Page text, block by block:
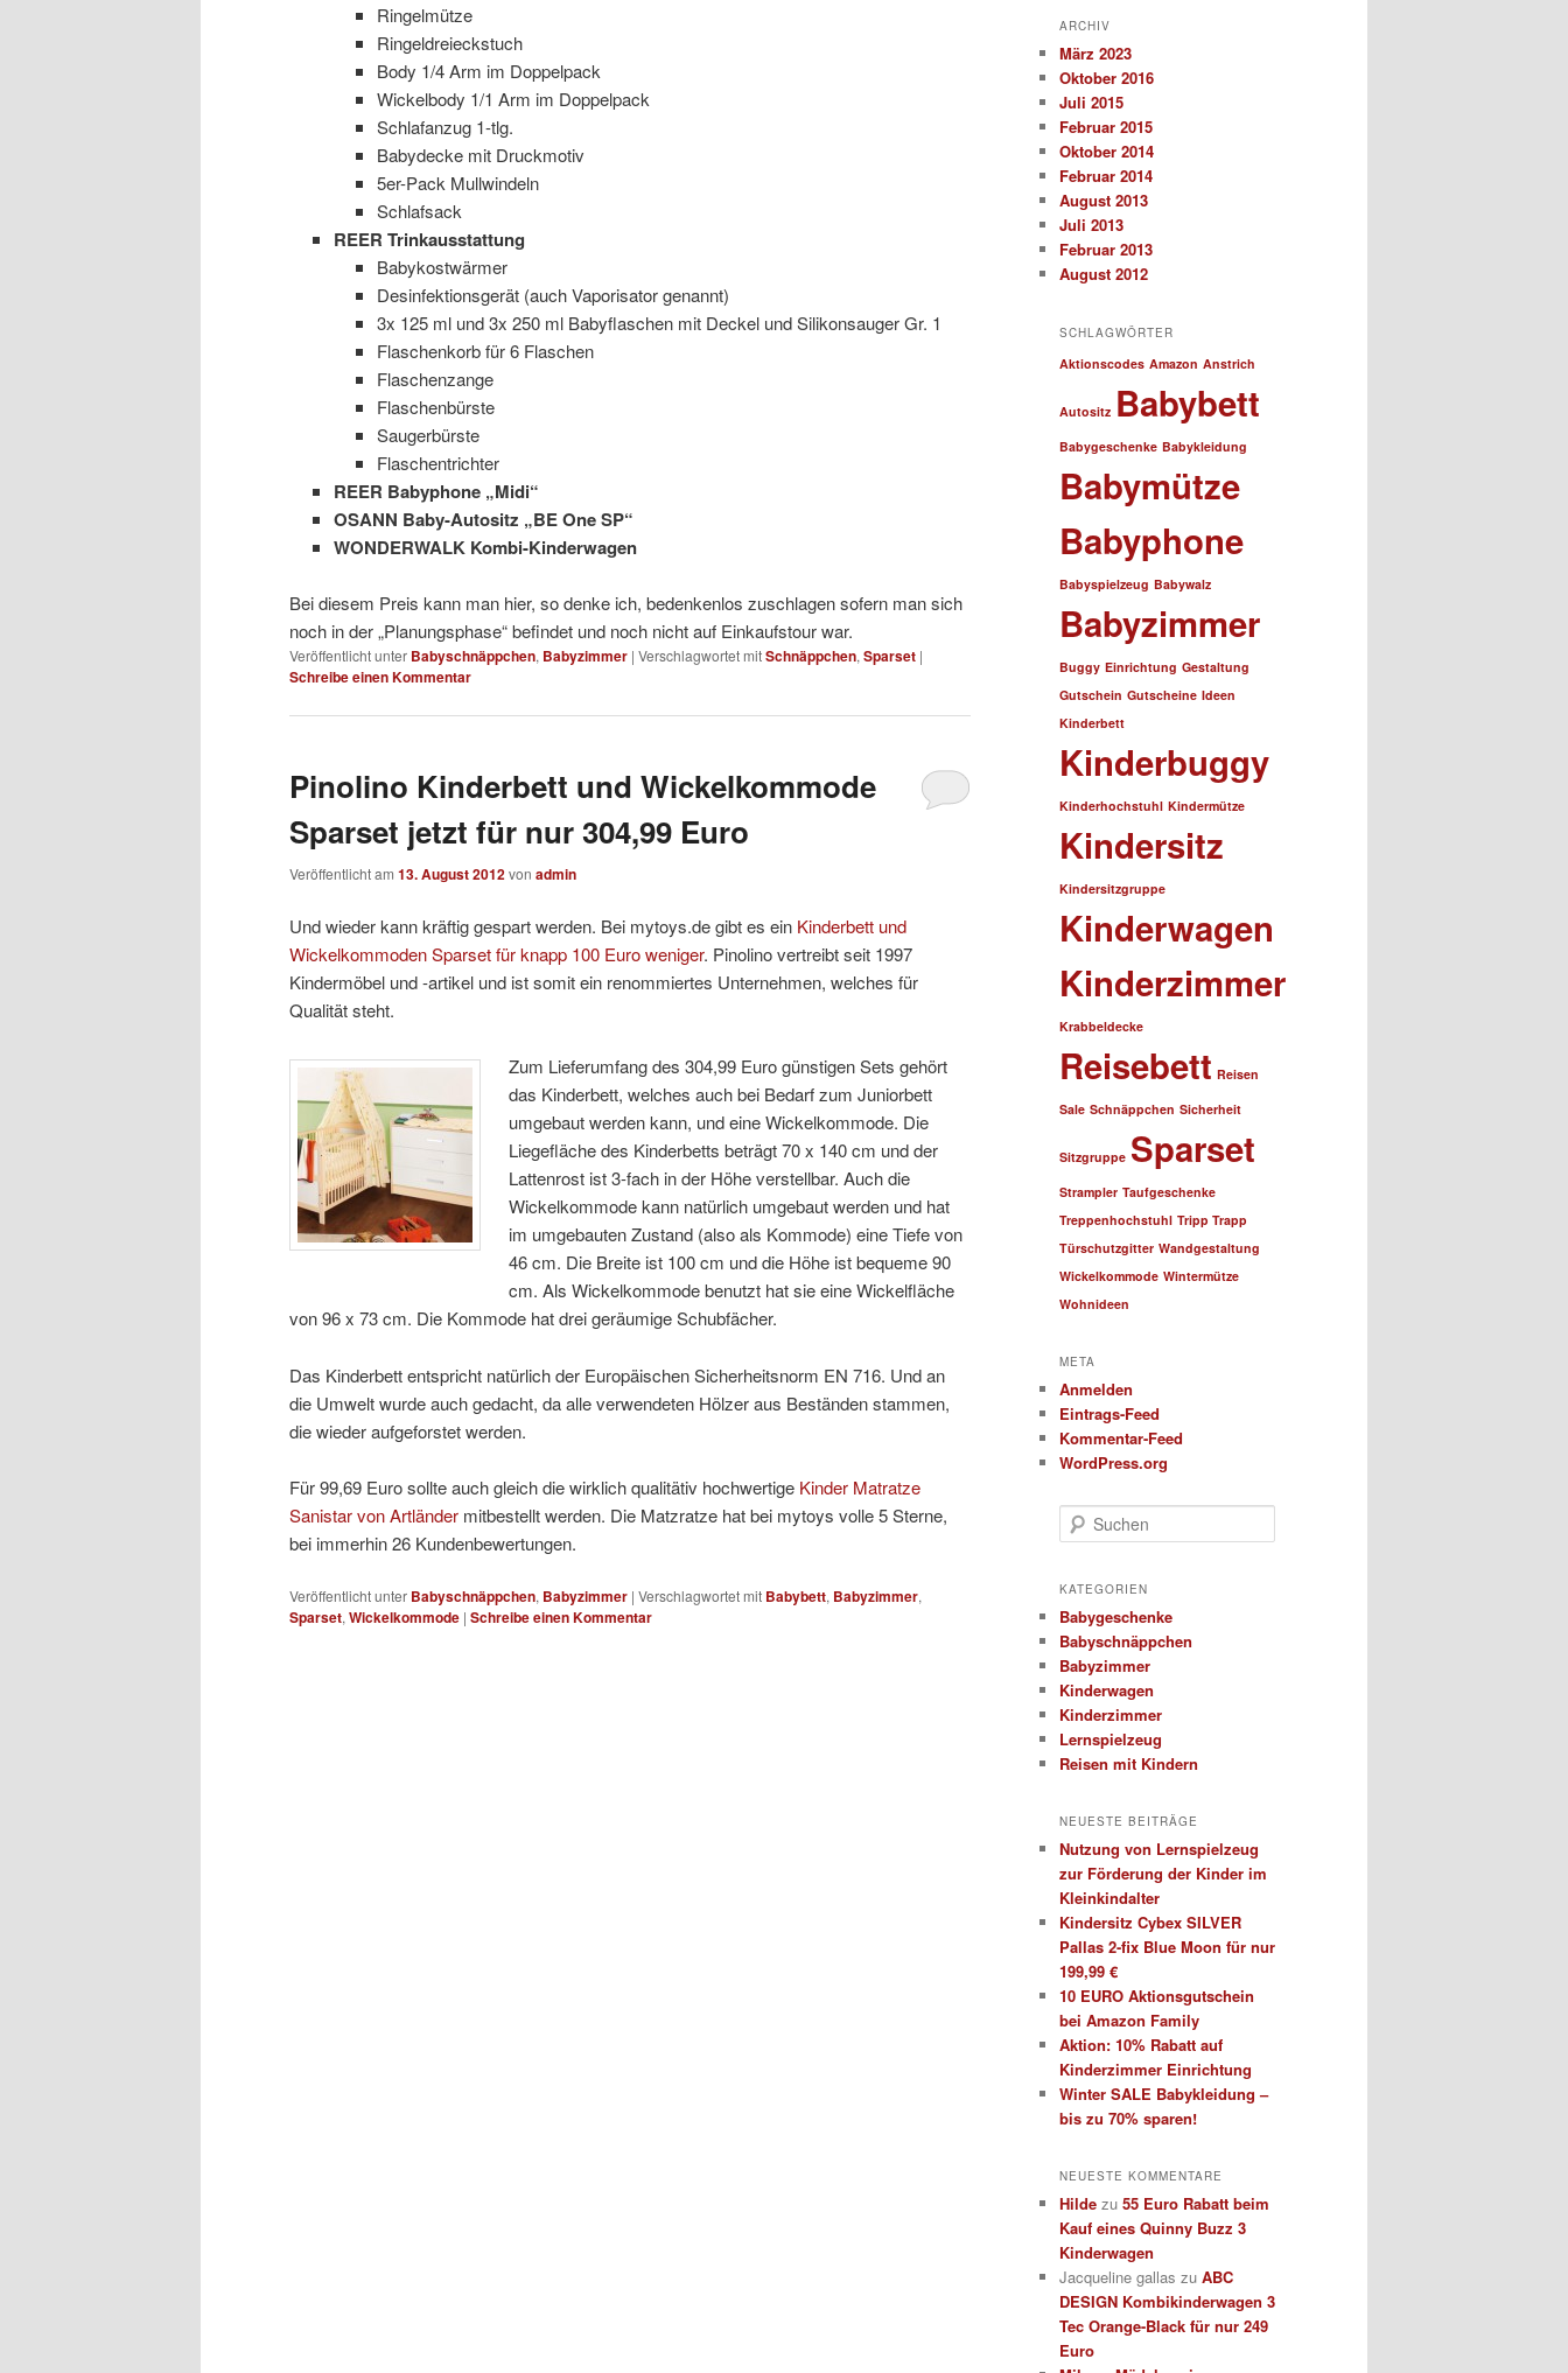
Ringelmütze
Ringeldreieckstuch
Body 1/4 Arm im Doppelpack
Wickelbody 1/1 Arm im Doppelpack
Schlafanzug 1-tlg.
Babydecke mit Druckmotiv
5er-Pack Mullwindeln
Schlafsack
REER Trinkausstattung
Babykostwärmer
Desinfektionsgerät (auch Vaporisator genannt)
3x 125 ml und 3x 250 ml Babyflaschen mit Deckel und Silikonsauger Gr. 1
Flaschenkorb für 6 Flaschen
Flaschenzange
Flaschenbürste
Saugerbürste
Flaschentrichter
REER Babyphone „Midi“
OSANN Baby-Autositz „BE One SP“
WONDERWALK Kombi-Kinderwagen
Bei diesem Preis kann man hier, so denke ich, bedenkenlos zuschlagen sofern man sich
noch in der „Planungsphase“ befindet und noch nicht auf Einkaufstour war.
Veröffentlicht unter Babyschnäppchen, Babyzimmer | Verschlagwortet mitSchnäppchen, Sparset |
Schreibe einen Kommentar
Pinolino Kinderbett und Wickelkommode
Sparset jetzt für nur 304,99 Euro
Veröffentlicht am 13. August 2012von admin
Und wieder kann kräftig gespart werden. Bei mytoys.de gibt es ein Kinderbett und
Wickelkommoden Sparset für knapp 100 Euro weniger. Pinolino vertreibt seit 1997
Kindermöbel und -artikel und ist somit ein renommiertes Unternehmen, welches für
Qualität steht.
Zum Lieferumfang des 304,99 Euro günstigen Sets gehört
das Kinderbett, welches auch bei Bedarf zum Juniorbett
umgebaut werden kann, und eine Wickelkommode. Die
Liegefläche des Kinderbetts beträgt 70 x 140 cm und der
Lattenrost ist 3-fach in der Höhe verstellbar. Auch die
Wickelkommode kann natürlich umgebaut werden und hat
im umgebauten Zustand (also als Kommode) eine Tiefe von
46 cm. Die Breite ist 100 cm und die Höhe ist bequeme 90
cm. Als Wickelkommode benutzt hat sie eine Wickelfläche
von 96 x 73 cm. Die Kommode hat drei geräumige Schubfächer.
Das Kinderbett entspricht natürlich der Europäischen Sicherheitsnorm EN 716. Und an
die Umwelt wurde auch gedacht, da alle verwendeten Hölzer aus Beständen stammen,
die wieder aufgeforstet werden.
Für 99,69 Euro sollte auch gleich die wirklich qualitätiv hochwertige Kinder Matratze
Sanistar von Artländer mitbestellt werden. Die Matzratze hat bei mytoys volle 5 Sterne,
bei immerhin 26 Kundenbewertungen.
Veröffentlicht unter Babyschnäppchen, Babyzimmer | Verschlagwortet mit Babybett, Babyzimmer,
Sparset, Wickelkommode | Schreibe einen Kommentar
ARCHIV
März 2023
Oktober 2016
Juli 2015
Februar 2015
Oktober 2014
Februar 2014
August 2013
Juli 2013
Februar 2013
August 2012
SCHLAGWÖRTER
Aktionscodes Amazon Anstrich
Autositz Babybett
Babygeschenke Babykleidung
Babymütze
Babyphone
Babyspielzeug Babywalz
Babyzimmer
Buggy Einrichtung Gestaltung
Gutschein Gutscheine Ideen
Kinderbett
Kinderbuggy
Kinderhochstuhl Kindermütze
Kindersitz
Kindersitzgruppe
Kinderwagen
Kinderzimmer
Krabbeldecke
Reisebett Reisen
Sale Schnäppchen Sicherheit
Sitzgruppe Sparset
Strampler Taufgeschenke
Treppenhochstuhl Tripp Trapp
Türschutzgitter Wandgestaltung
Wickelkommode Wintermütze
Wohnideen
META
Anmelden
Eintrags-Feed
Kommentar-Feed
WordPress.org
u
h
n
KATEGORIEN
Babygeschenke
Babyschnäppchen
Babyzimmer
Kinderwagen
Kinderzimmer
Lernspielzeug
Reisen mit Kindern
NEUESTE BEITRÄGE
Nutzung von Lernspielzeug
zur Förderung der Kinder im
Kleinkindalter
Kindersitz Cybex SILVER
Pallas 2-fix Blue Moon für nur
199,99 €
10 EURO Aktionsgutschein
bei Amazon Family
Aktion: 10% Rabatt auf
Kinderzimmer Einrichtung
Winter SALE Babykleidung –
bis zu 70% sparen!
NEUESTE KOMMENTARE
Hilde zu 55 Euro Rabatt beim
Kauf eines Quinny Buzz 3
Kinderwagen
Jacqueline gallas zu ABC
DESIGN Kombikinderwagen 3
Tec Orange-Black für nur 249
Euro